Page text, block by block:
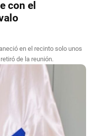
con el
en el recinto solo unos
de la reunión.